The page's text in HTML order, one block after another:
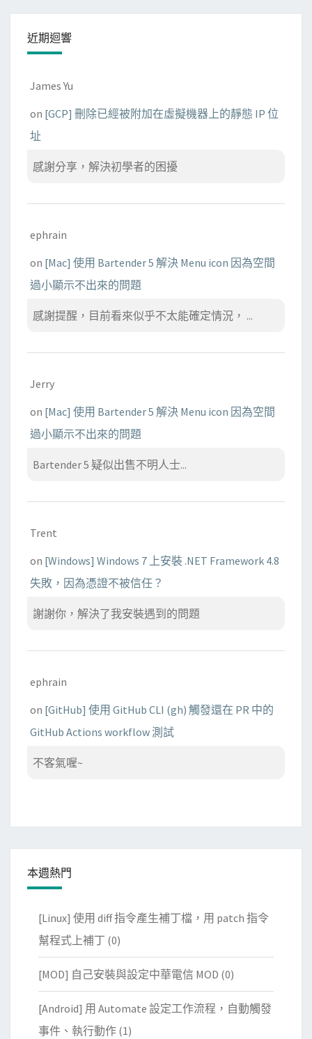
近期迴響
James Yu
on [GCP] 刪除已經被附加在虛擬機器上的靜態 IP 位
址
感謝分享，解決初學者的困擾
ephrain
on [Mac] 使用 Bartender 5 解決 Menu icon 因為空間
過小顯示不出來的問題
感謝提醒，目前看來似乎不太能確定情況， ...
Jerry
on [Mac] 使用 Bartender 5 解決 Menu icon 因為空間
過小顯示不出來的問題
Bartender 5 疑似出售不明人士...
Trent
on [Windows] Windows 7 上安裝 .NET Framework 4.8
失敗，因為憑證不被信任？
謝謝你，解決了我安裝遇到的問題
ephrain
on [GitHub] 使用 GitHub CLI (gh) 觸發還在 PR 中的
GitHub Actions workflow 測試
不客氣喔~
本週熱門
[Linux] 使用 diff 指令產生補丁檔，用 patch 指令
幫程式上補丁 (0)
[MOD] 自己安裝與設定中華電信 MOD (0)
[Android] 用 Automate 設定工作流程，自動觸發
事件、執行動作 (1)